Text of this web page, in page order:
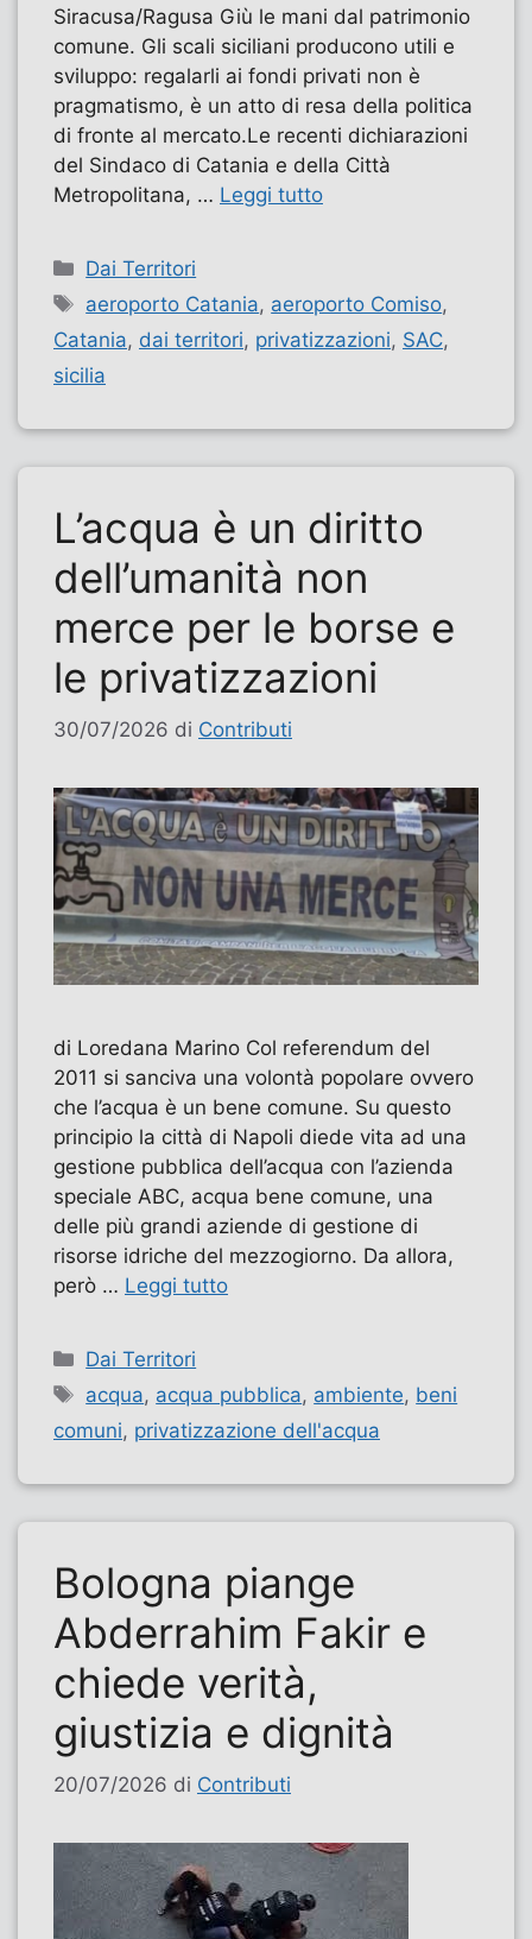
Siracusa/Ragusa ​Giù le mani dal patrimonio
comune. Gli scali siciliani producono utili e
sviluppo: regalarli ai fondi privati non è
pragmatismo, è un atto di resa della politica
di fronte al mercato.​Le recenti dichiarazioni
del Sindaco di Catania e della Città
Metropolitana, … Leggi tutto
Categorie
Dai Territori
Tag
aeroporto Catania, aeroporto Comiso,
Catania, dai territori, privatizzazioni, SAC,
sicilia
L’acqua è un diritto
dell’umanità non
merce per le borse e
le privatizzazioni
30/07/2026 di Contributi
di Loredana Marino Col referendum del
2011 si sanciva una volontà popolare ovvero
che l’acqua è un bene comune. Su questo
principio la città di Napoli diede vita ad una
gestione pubblica dell’acqua con l’azienda
speciale ABC, acqua bene comune, una
delle più grandi aziende di gestione di
risorse idriche del mezzogiorno. Da allora,
però … Leggi tutto
Categorie
Dai Territori
Tag
acqua, acqua pubblica, ambiente, beni
comuni, privatizzazione dell'acqua
Bologna piange
Abderrahim Fakir e
chiede verità,
giustizia e dignità
20/07/2026 di Contributi